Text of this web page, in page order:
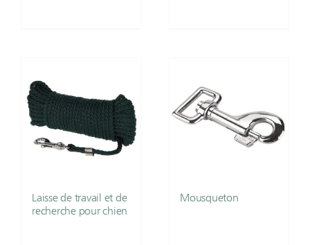
Laisse de travail et de
recherche pour chien
Mousqueton